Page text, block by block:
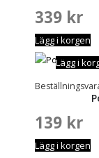
339 kr
Lägg i korgen
Lägg i
139 kr
Lägg i korgen